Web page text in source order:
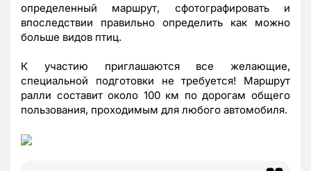
определенный маршрут, сфотографировать и
впоследствии правильно определить как можно
больше видов птиц.
К участию приглашаются все желающие,
специальной подготовки не требуется! Маршрут
ралли составит около 100 км по дорогам общего
пользования, проходимым для любого автомобиля.